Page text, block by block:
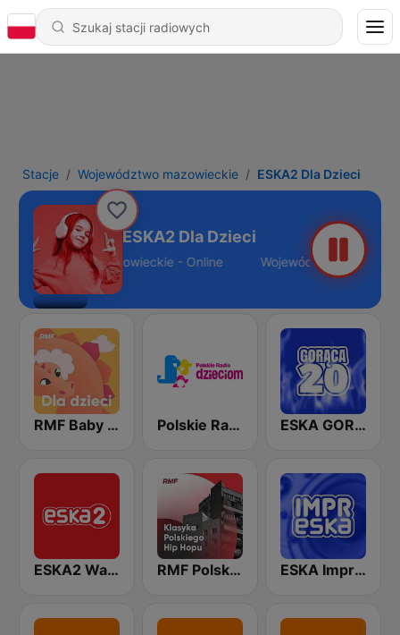
Stacje Województwo mazowieckie ESKA2 Dla Dzieci
ESKA2 Dla Dzieci
Województwo mazowieckie - Online
RMF Baby dla dzieci Polskie Radio dzieciom ESKA GORĄCA 20
ESKA2 Warszawa RMF Polski hip hop ESKA Impreska